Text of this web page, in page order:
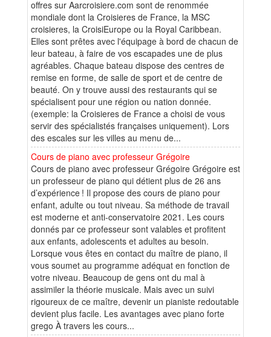
offres sur Aarcroisiere.com sont de renommée
mondiale dont la Croisieres de France, la MSC
croisieres, la CroisiEurope ou la Royal Caribbean.
Elles sont prêtes avec l'équipage à bord de chacun de
leur bateau, à faire de vos escapades une de plus
agréables. Chaque bateau dispose des centres de
remise en forme, de salle de sport et de centre de
beauté. On y trouve aussi des restaurants qui se
spécialisent pour une région ou nation donnée.
(exemple: la Croisieres de France a choisi de vous
servir des spécialistés françaises uniquement). Lors
des escales sur les villes au menu de...
Cours de piano avec professeur Grégoire
Cours de piano avec professeur Grégoire Grégoire est
un professeur de piano qui détient plus de 26 ans
d’expérience ! Il propose des cours de piano pour
enfant, adulte ou tout niveau. Sa méthode de travail
est moderne et anti-conservatoire 2021. Les cours
donnés par ce professeur sont valables et profitent
aux enfants, adolescents et adultes au besoin.
Lorsque vous êtes en contact du maître de piano, il
vous soumet au programme adéquat en fonction de
votre niveau. Beaucoup de gens ont du mal à
assimiler la théorie musicale. Mais avec un suivi
rigoureux de ce maître, devenir un pianiste redoutable
devient plus facile. Les avantages avec piano forte
grego À travers les cours...